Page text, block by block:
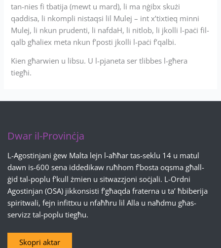
tan-nies fi tbatija (mewt u mard), li ma nġibx skużi
qaddisa, li nkompli nistaqsi lil Mulej – int x’tixtieq minni
Mulej, li nkun prudenti, li nafdaH, li nitlob, li jkolli l-paċi fil-
qalb għaliex meta nkun f’posti jkolli l-paċi f’qalbi.
Kien għarwien u libsu. U l-pjaneta ser tlibbes l-għera
tiegħi.
Dwar il-Provinċja
L-Agostinjani ġew Malta lejn l-aħħar tas-seklu 14 u matul
dawn is-600 sena iddedikaw ruħhom f'bosta oqsma għall-
ġid tal-poplu f'kull żmien u sitwazzjoni soċjali. L-Ordni
Agostinjan (OSA) jikkonsisti f’għaqda fraterna u ta’ ħbiberija
spiritwali, fejn infittxu u nfaħħru lil Alla u naħdmu għas-
servizz tal-poplu tiegħu.
Skopri aktar